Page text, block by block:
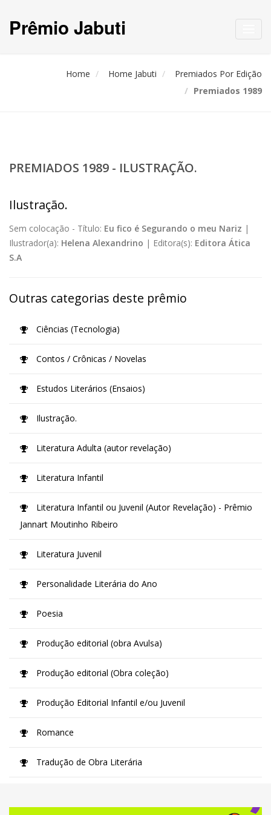
Prêmio Jabuti
Home Home Jabuti
Premiados Por Edição
Premiados 1989
PREMIADOS 1989 - ILUSTRAÇÃO.
Ilustração.
Sem colocação - Título: Eu fico é Segurando o meu Nariz |
Ilustrador(a): Helena Alexandrino | Editora(s): Editora Ática
S.A
Outras categorias deste prêmio
Ciências (Tecnologia)
Contos / Crônicas / Novelas
Estudos Literários (Ensaios)
Ilustração.
Literatura Adulta (autor revelação)
Literatura Infantil
Literatura Infantil ou Juvenil (Autor Revelação) - Prêmio
Jannart Moutinho Ribeiro
Literatura Juvenil
Personalidade Literária do Ano
Poesia
Produção editorial (obra Avulsa)
Produção editorial (Obra coleção)
Produção Editorial Infantil e/ou Juvenil
Romance
Tradução de Obra Literária